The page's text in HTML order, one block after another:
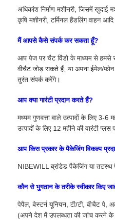
अधिकांश निर्माण मशीनरी, जिसमें खुदाई
कृषि मशीनरी, टर्मिनल हैंडलिंग वाहन
मैं आपसे कैसे संपर्क कर सकता हूँ?
आप पेज पर चैट विंडो के माध्यम से हमसे
वीचैट जोड़ सकते हैं, या अपना ईमेल/
तुरंत संपर्क करेंगे।
आप क्या गारंटी प्रदान करते हैं?
मध्यम गुणवत्ता वाले उत्पादों के लिए 3-6
उत्पादों के लिए 12 महीने की वारंटी प्लस
आप किस प्रकार के पैकेजिंग विकल्प
NIBEWILL ब्रांडेड पैकेजिंग या तटस्थ
कौन से भुगतान के तरीके स्वीकार किए
पेपैल, वेस्टर्न यूनियन, टी/टी, वीचैट पे,
(अपने देश में उपलब्धता की जांच करने के